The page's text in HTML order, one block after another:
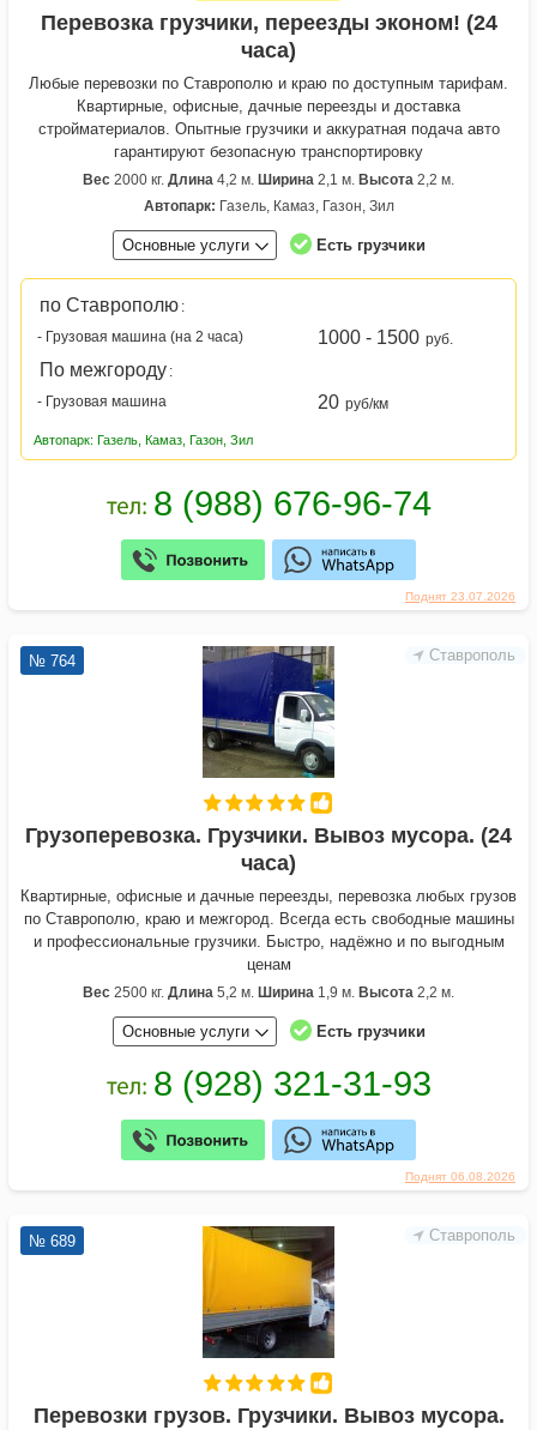
Поднят 23.07.2026
Перевозка грузчики, переезды эконом! (24
часа)
Любые перевозки по Ставрополю и краю по доступным тарифам.
Квартирные, офисные, дачные переезды и доставка
стройматериалов. Опытные грузчики и аккуратная подача авто
гарантируют безопасную транспортировку
Вес 2000 кг. Длина 4,2 м. Ширина 2,1 м. Высота 2,2 м.
Автопарк: Газель, Камаз, Газон, Зил
Основные услуги Есть грузчики
по Ставрополю :
- Грузовая машина (на 2 часа)
1000 - 1500 руб.
По межгороду :
- Грузовая машина
20 руб/км
Автопарк: Газель, Камаз, Газон, Зил
Ставрополь
Поднят 06.08.2026
№ 764
Грузоперевозка. Грузчики. Вывоз мусора. (24
часа)
Квартирные, офисные и дачные переезды, перевозка любых грузов
по Ставрополю, краю и межгород. Всегда есть свободные машины
и профессиональные грузчики. Быстро, надёжно и по выгодным
ценам
Вес 2500 кг. Длина 5,2 м. Ширина 1,9 м. Высота 2,2 м.
Основные услуги Есть грузчики
Ставрополь
№ 689
Перевозки грузов. Грузчики. Вывоз мусора.